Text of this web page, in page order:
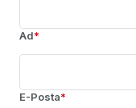
Ad*
E-Posta*